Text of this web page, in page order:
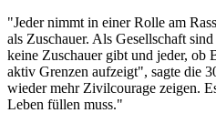
"Jeder nimmt in einer Rolle am
als Zuschauer. Als Gesellschaft
keine Zuschauer gibt und jeder, ob
aktiv Grenzen aufzeigt", sagte die
wieder mehr Zivilcourage zeigen.
Leben füllen muss."